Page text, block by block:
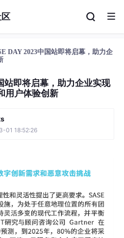
DAY 2023中国站即将启幕，助力企
即将启幕，助力企业实现
用户体验创新
01 18:52:26